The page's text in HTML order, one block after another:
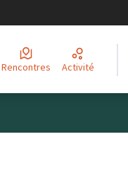
Rencontres Activité